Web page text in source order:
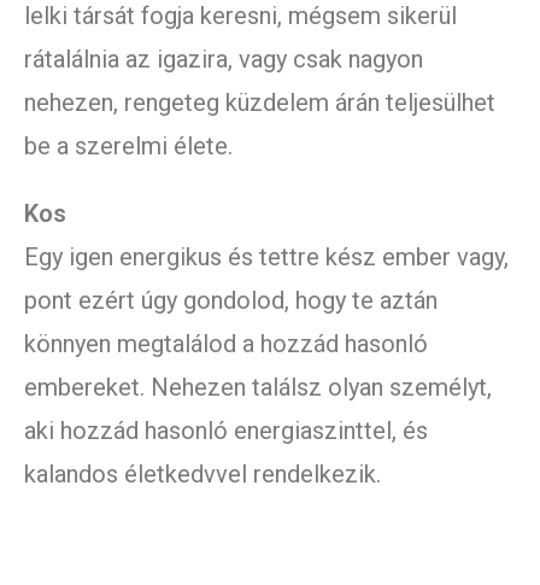
lelki társát fogja keresni, mégsem sikerül
rátalálnia az igazira, vagy csak nagyon
nehezen, rengeteg küzdelem árán teljesülhet
be a szerelmi élete.
Kos
Egy igen energikus és tettre kész ember vagy,
pont ezért úgy gondolod, hogy te aztán
könnyen megtalálod a hozzád hasonló
embereket. Nehezen találsz olyan személyt,
aki hozzád hasonló energiaszinttel, és
kalandos életkedvvel rendelkezik.